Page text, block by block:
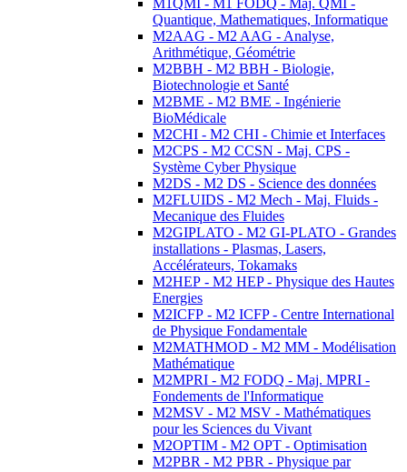
M1QMI - M1 FODQ - Maj. QMI -
Quantique, Mathematiques, Informatique
M2AAG - M2 AAG - Analyse,
Arithmétique, Géométrie
M2BBH - M2 BBH - Biologie,
Biotechnologie et Santé
M2BME - M2 BME - Ingénierie
BioMédicale
M2CHI - M2 CHI - Chimie et Interfaces
M2CPS - M2 CCSN - Maj. CPS -
Système Cyber Physique
M2DS - M2 DS - Science des données
M2FLUIDS - M2 Mech - Maj. Fluids -
Mecanique des Fluides
M2GIPLATO - M2 GI-PLATO - Grandes
installations - Plasmas, Lasers,
Accélérateurs, Tokamaks
M2HEP - M2 HEP - Physique des Hautes
Energies
M2ICFP - M2 ICFP - Centre International
de Physique Fondamentale
M2MATHMOD - M2 MM - Modélisation
Mathématique
M2MPRI - M2 FODQ - Maj. MPRI -
Fondements de l'Informatique
M2MSV - M2 MSV - Mathématiques
pour les Sciences du Vivant
M2OPTIM - M2 OPT - Optimisation
M2PBR - M2 PBR - Physique par